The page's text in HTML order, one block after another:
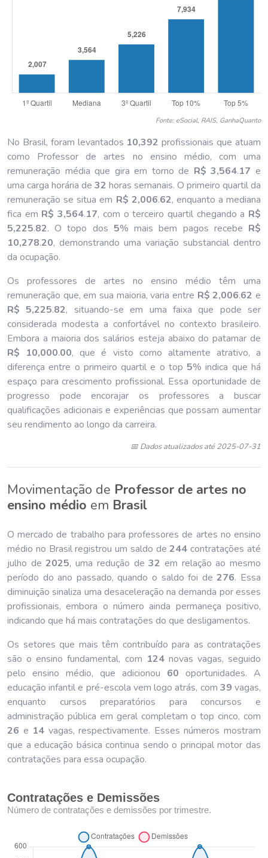
Fonte: eSocial, RAIS, GanhaQuanto
No Brasil, foram levantados 10,392 profissionais que atuam
como Professor de artes no ensino médio, com uma
remuneração média que gira em torno de R$ 3,564.17 e
uma carga horária de 32 horas semanais. O primeiro quartil da
remuneração se situa em R$ 2,006.62, enquanto a mediana
fica em R$ 3,564.17, com o terceiro quartil chegando a R$
5,225.82. O topo dos 5% mais bem pagos recebe R$
10,278.20, demonstrando uma variação substancial dentro
da ocupação.
Os professores de artes no ensino médio têm uma
remuneração que, em sua maioria, varia entre R$ 2,006.62 e
R$ 5,225.82, situando-se em uma faixa que pode ser
considerada modesta a confortável no contexto brasileiro.
Embora a maioria dos salários esteja abaixo do patamar de
R$ 10,000.00, que é visto como altamente atrativo, a
diferença entre o primeiro quartil e o top 5% indica que há
espaço para crescimento profissional. Essa oportunidade de
progresso pode encorajar os professores a buscar
qualificações adicionais e experiências que possam aumentar
seu rendimento ao longo da carreira.
📅 Dados atualizados até 2025-07-31
Movimentação de Professor de artes no
ensino médio em Brasil
O mercado de trabalho para professores de artes no ensino
médio no Brasil registrou um saldo de244 contratações até
julho de2025, uma redução de32 em relação ao mesmo
período do ano passado, quando o saldo foi de276. Essa
diminuição sinaliza uma desaceleração na demanda por esses
profissionais, embora o número ainda permaneça positivo,
indicando que há mais contratações do que desligamentos.
Os setores que mais têm contribuído para as contratações
são o ensino fundamental, com 124novas vagas, seguido
pelo ensino médio, que adicionou 60 oportunidades. A
educação infantil e pré-escola vem logo atrás, com 39 vagas,
enquanto cursos preparatórios para concursos e
administração pública em geral completam o top cinco, com
26 e 14 vagas, respectivamente. Esses números mostram
que a educação básica continua sendo o principal motor das
contratações para essa ocupação.
Contratações e Demissões
Número de contratações e demissões por trimestre.